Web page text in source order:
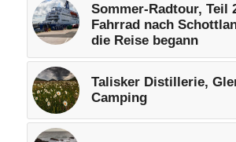
Sommer-Radtour, Teil
Fahrrad nach
die Reise begann
Talisker Distillerie,
Camping